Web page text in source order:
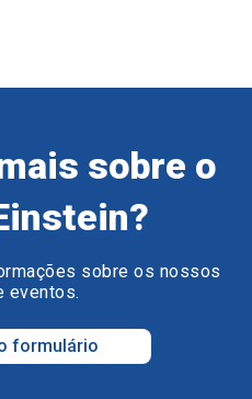
sobre o
sobre os nossos
eventos.
formulário